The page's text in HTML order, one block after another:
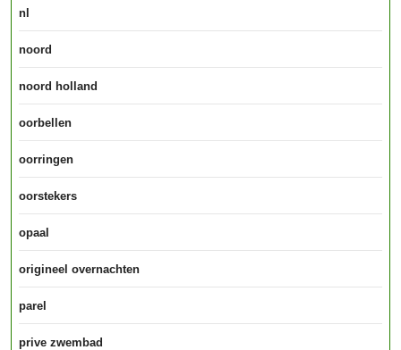
nl
noord
noord holland
oorbellen
oorringen
oorstekers
opaal
origineel overnachten
parel
prive zwembad